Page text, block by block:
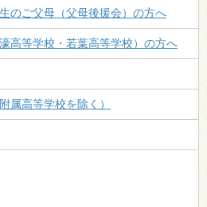
のご父母（父母後援会）の方へ
高等学校・若葉高等学校）の方へ
属高等学校を除く）